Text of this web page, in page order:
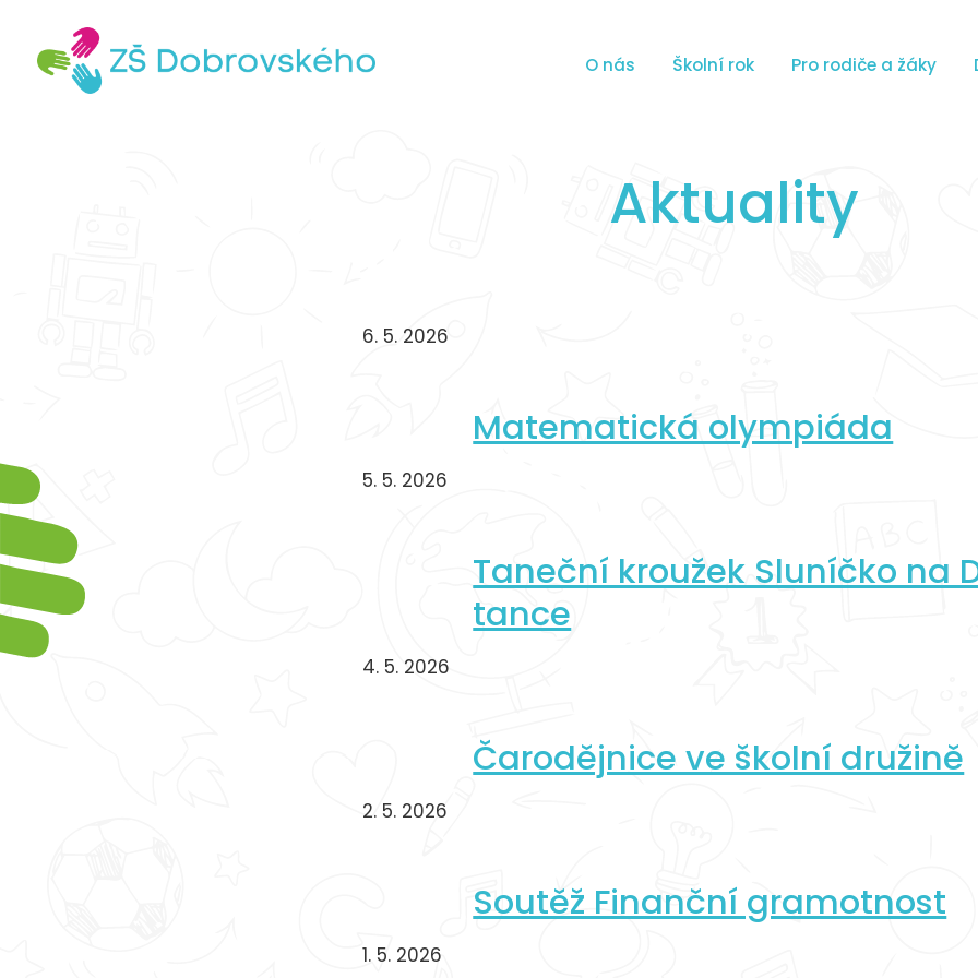
O nás Školní rok Pro rodiče a žáky
Aktuality
6. 5. 2026
Matematická olympiáda
5. 5. 2026
Taneční kroužek Sluníčko na
tance
4. 5. 2026
Čarodějnice ve školní družině
2. 5. 2026
Soutěž Finanční gramotnost
1. 5. 2026